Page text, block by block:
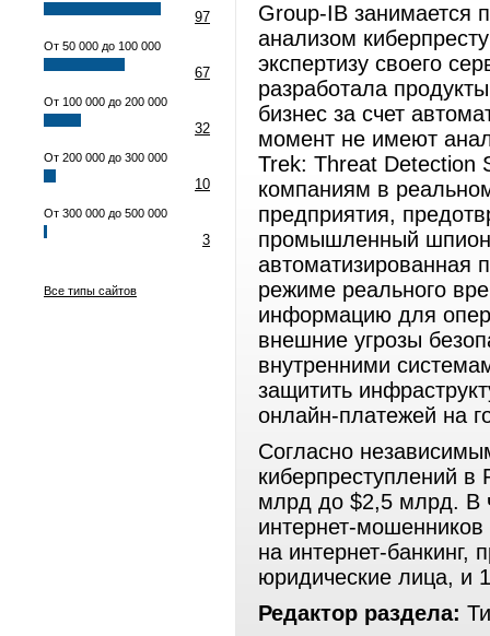
97
От 50 000 до 100 000
67
От 100 000 до 200 000
32
От 200 000 до 300 000
10
От 300 000 до 500 000
3
Все типы сайтов
Group-IB занимается
анализом
экспертизу своего
разработала
бизнес за счет
момент не имеют
Trek: Threat Detection
компаниям в
предприятия,
промышленный
режиме реального
информацию для
внешние угрозы
внутренними
защитить
онлайн-платежей на
Согласно
киберпреступлений в
млрд до $2,5 млрд. В
интернет-
на интернет-банкинг,
юридические лица, и
Редактор раздела: